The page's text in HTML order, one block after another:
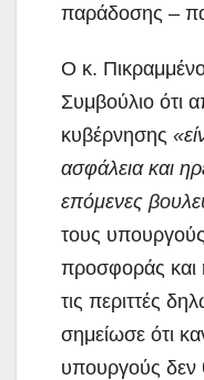
παράδοσης –
Ο κ.
Συμβούλιο ότι
κυβέρνησης
ασφάλεια και
επόμενες
τους
προσφοράς και
τις περιττές
σημείωσε ότι
υπουργούς δεν